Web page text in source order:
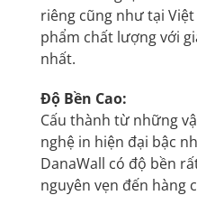
riêng cũng như tại
phẩm chất lượng với
nhất.
Độ Bền Cao:
Cấu thành từ những
nghệ in hiện đại bậc
DanaWall có độ bền
nguyên vẹn đến hàng